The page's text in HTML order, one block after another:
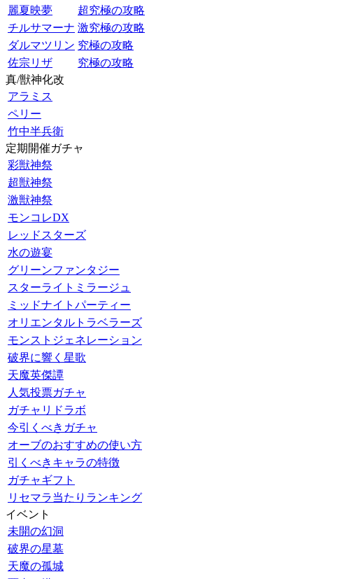
麗夏映夢
超究極の攻略
チルサマーナ 激究極の攻略
ダルマツリン 究極の攻略
佐宗リザ
究極の攻略
真/獣神化改
アラミス
ペリー
竹中半兵衛
定期開催ガチャ
彩獣神祭
超獣神祭
激獣神祭
モンコレDX
レッドスターズ
水の遊宴
グリーンファンタジー
スターライトミラージュ
ミッドナイトパーティー
オリエンタルトラベラーズ
モンストジェネレーション
破界に響く星歌
天魔英傑譚
人気投票ガチャ
ガチャリドラボ
今引くべきガチャ
オーブのおすすめの使い方
引くべきキャラの特徴
ガチャギフト
リセマラ当たりランキング
イベント
未開の幻洞
破界の星墓
天魔の孤城